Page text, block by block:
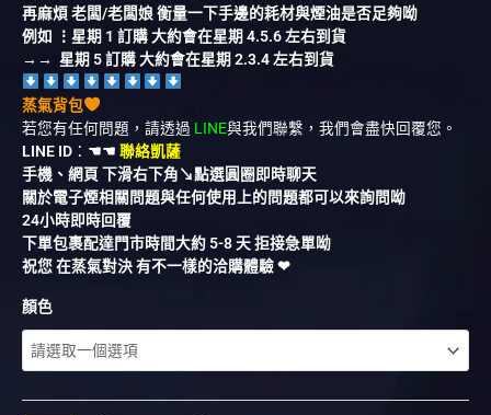
再麻煩 老闆/老闆娘 衡量一下手邊的耗材與煙油是否足夠呦
例如 ⋮星期 1 訂購 大約會在星期 4.5.6 左右到貨
→→ 星期 5 訂購 大約會在星期 2.3.4 左右到貨
蒸氣背包
若您有任何問題，請透過 LINE與我們聯繫，我們會盡快回覆您。
LINE ID ： ☚☚ 聯絡凱薩
手機、網頁 下滑右下角↘︎點選圓圈即時聊天
關於電子煙相關問題與任何使用上的問題都可以來詢問呦
24小時即時回覆
下單包裹配達門市時間大約 5-8 天 拒接急單呦
祝您 在蒸氣對決 有不一樣的洽購體驗 ❤︎
顏色